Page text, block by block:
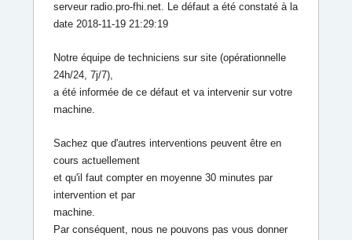
serveur radio.pro-fhi.net. Le défaut a été constaté à la
date 2018-11-19 21:29:19
Notre équipe de techniciens sur site (opérationnelle
24h/24, 7j/7),
a été informée de ce défaut et va intervenir sur votre
machine.
Sachez que d'autres interventions peuvent être en
cours actuellement
et qu'il faut compter en moyenne 30 minutes par
intervention et par
machine.
Par conséquent, nous ne pouvons pas vous donner